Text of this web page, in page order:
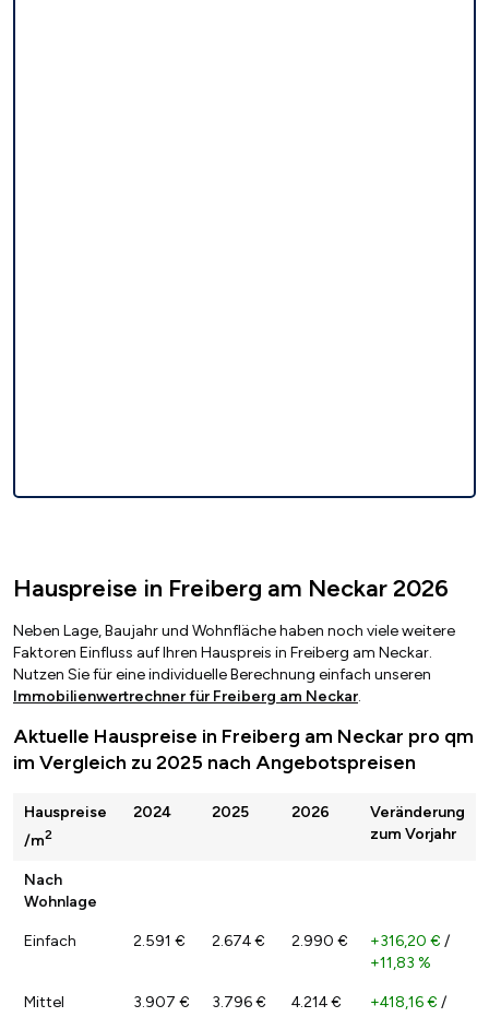
Hauspreise in Freiberg am Neckar 2026
Neben Lage, Baujahr und Wohnfläche haben noch viele weitere
Faktoren Einfluss auf Ihren Hauspreis in Freiberg am Neckar.
Nutzen Sie für eine individuelle Berechnung einfach unseren
Immobilienwertrechner für Freiberg am Neckar.
Aktuelle Hauspreise in Freiberg am Neckar pro qm
im Vergleich zu 2025 nach Angebotspreisen
Hauspreise
/m2
2024 2025 2026
Veränderung
zum Vorjahr
Nach
Wohnlage
Einfach 2.591 € 2.674 € 2.990 € +316,20 € /
+11,83 %
Mittel 3.907 € 3.796 € 4.214 € +418,16 € /